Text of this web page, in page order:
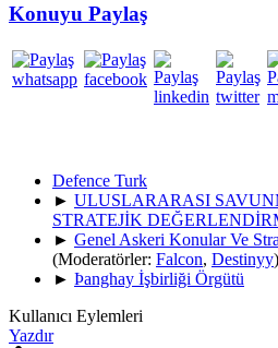
Konuyu Paylaş
Defence Turk
► ULUSLARARASI
STRATEJİK
► Genel Askeri Konular Ve
(Moderatörler: Falcon, Destinyy)
► Þanghay İşbirliği Örgütü
Kullanıcı Eylemleri
Yazdır